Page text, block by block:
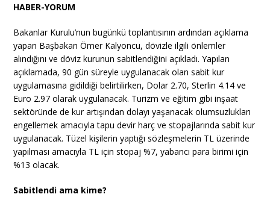
HABER-YORUM
Bakanlar Kurulu’nun bugünkü toplantısının ardından açıklama
yapan Başbakan Ömer Kalyoncu, dövizle ilgili önlemler
alındığını ve döviz kurunun sabitlendiğini açıkladı. Yapılan
açıklamada, 90 gün süreyle uygulanacak olan sabit kur
uygulamasına gidildiği belirtilirken, Dolar 2.70, Sterlin 4.14 ve
Euro 2.97 olarak uygulanacak. Turizm ve eğitim gibi inşaat
sektöründe de kur artışından dolayı yaşanacak olumsuzlukları
engellemek amacıyla tapu devir harç ve stopajlarında sabit kur
uygulanacak. Tüzel kişilerin yaptığı sözleşmelerin TL üzerinde
yapılması amacıyla TL için stopaj %7, yabancı para birimi için
%13 olacak.
Sabitlendi ama kime?